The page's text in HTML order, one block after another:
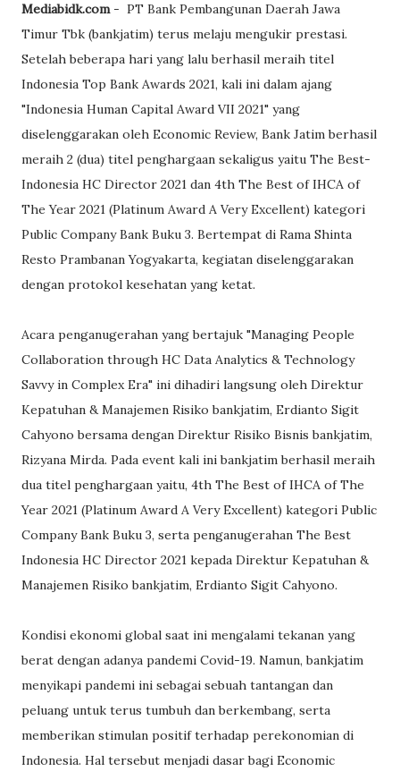
Mediabidk.com- PT Bank Pembangunan Daerah Jawa
Timur Tbk (bankjatim) terus melaju mengukir prestasi.
Setelah beberapa hari yang lalu berhasil meraih titel
Indonesia Top Bank Awards 2021, kali ini dalam ajang
"Indonesia Human Capital Award VII 2021" yang
diselenggarakan oleh Economic Review, Bank Jatim berhasil
meraih 2 (dua) titel penghargaan sekaligus yaitu The Best-
Indonesia HC Director 2021 dan 4th The Best of IHCA of
The Year 2021 (Platinum Award A Very Excellent) kategori
Public Company Bank Buku 3. Bertempat di Rama Shinta
Resto Prambanan Yogyakarta, kegiatan diselenggarakan
dengan protokol kesehatan yang ketat.
Acara penganugerahan yang bertajuk "Managing People
Collaboration through HC Data Analytics & Technology
Savvy in Complex Era" ini dihadiri langsung oleh Direktur
Kepatuhan & Manajemen Risiko bankjatim, Erdianto Sigit
Cahyono bersama dengan Direktur Risiko Bisnis bankjatim,
Rizyana Mirda. Pada event kali ini bankjatim berhasil meraih
dua titel penghargaan yaitu, 4th The Best of IHCA of The
Year 2021 (Platinum Award A Very Excellent) kategori Public
Company Bank Buku 3, serta penganugerahan The Best
Indonesia HC Director 2021 kepada Direktur Kepatuhan &
Manajemen Risiko bankjatim, Erdianto Sigit Cahyono.
Kondisi ekonomi global saat ini mengalami tekanan yang
berat dengan adanya pandemi Covid-19. Namun, bankjatim
menyikapi pandemi ini sebagai sebuah tantangan dan
peluang untuk terus tumbuh dan berkembang, serta
memberikan stimulan positif terhadap perekonomian di
Indonesia. Hal tersebut menjadi dasar bagi Economic